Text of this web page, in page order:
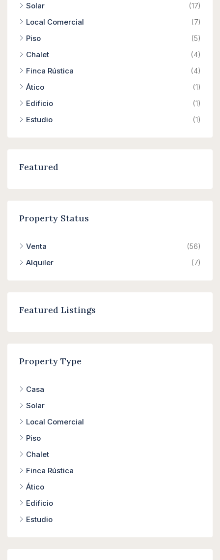
Solar
(17)
Local Comercial
(7)
Piso
(5)
Chalet
(4)
Finca Rústica
(4)
Ático
(1)
Edificio
(1)
Estudio
(1)
Featured
Property Status
Venta
(56)
Alquiler
(7)
Featured Listings
Property Type
Casa
Solar
Local Comercial
Piso
Chalet
Finca Rústica
Ático
Edificio
Estudio